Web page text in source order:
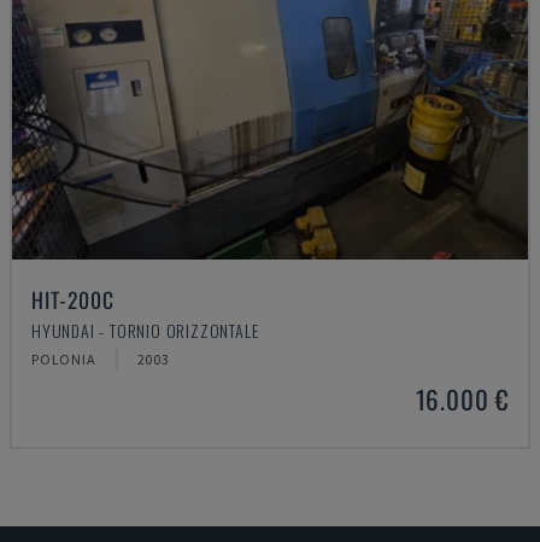
HIT-200C
HYUNDAI - TORNIO ORIZZONTALE
POLONIA 2003
16.000 €